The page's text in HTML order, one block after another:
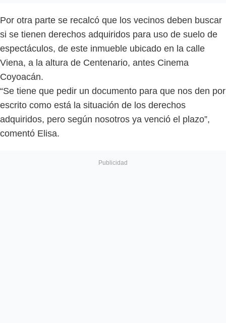
Por otra parte se recalcó que los vecinos deben buscar
si se tienen derechos adquiridos para uso de suelo de
espectáculos, de este inmueble ubicado en la calle
Viena, a la altura de Centenario, antes Cinema
Coyoacán.
“Se tiene que pedir un documento para que nos den por
escrito como está la situación de los derechos
adquiridos, pero según nosotros ya venció el plazo”,
comentó Elisa.